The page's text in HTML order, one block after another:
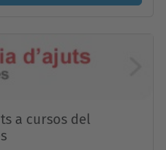
a cursos del